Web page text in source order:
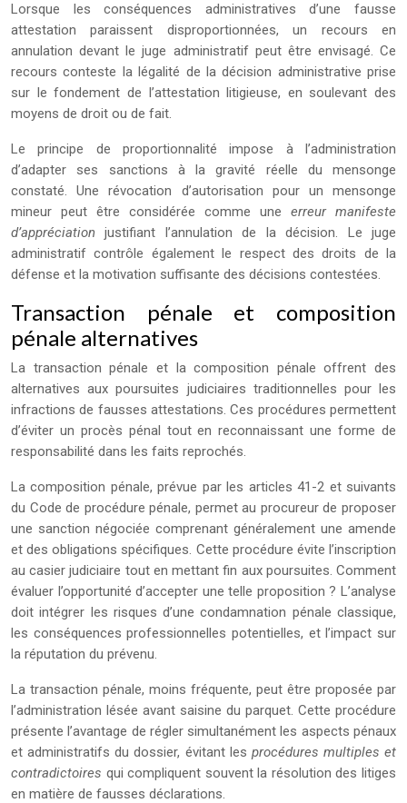
Lorsque les conséquences administratives d’une fausse
attestation paraissent disproportionnées, un recours en
annulation devant le juge administratif peut être envisagé. Ce
recours conteste la légalité de la décision administrative prise
sur le fondement de l’attestation litigieuse, en soulevant des
moyens de droit ou de fait.
Le principe de proportionnalité impose à l’administration
d’adapter ses sanctions à la gravité réelle du mensonge
constaté. Une révocation d’autorisation pour un mensonge
mineur peut être considérée comme une erreur manifeste
d’appréciation justifiant l’annulation de la décision. Le juge
administratif contrôle également le respect des droits de la
défense et la motivation suffisante des décisions contestées.
Transaction pénale et composition
pénale alternatives
La transaction pénale et la composition pénale offrent des
alternatives aux poursuites judiciaires traditionnelles pour les
infractions de fausses attestations. Ces procédures permettent
d’éviter un procès pénal tout en reconnaissant une forme de
responsabilité dans les faits reprochés.
La composition pénale, prévue par les articles 41-2 et suivants
du Code de procédure pénale, permet au procureur de proposer
une sanction négociée comprenant généralement une amende
et des obligations spécifiques. Cette procédure évite l’inscription
au casier judiciaire tout en mettant fin aux poursuites. Comment
évaluer l’opportunité d’accepter une telle proposition ? L’analyse
doit intégrer les risques d’une condamnation pénale classique,
les conséquences professionnelles potentielles, et l’impact sur
la réputation du prévenu.
La transaction pénale, moins fréquente, peut être proposée par
l’administration lésée avant saisine du parquet. Cette procédure
présente l’avantage de régler simultanément les aspects pénaux
et administratifs du dossier, évitant les procédures multiples et
contradictoires qui compliquent souvent la résolution des litiges
en matière de fausses déclarations.